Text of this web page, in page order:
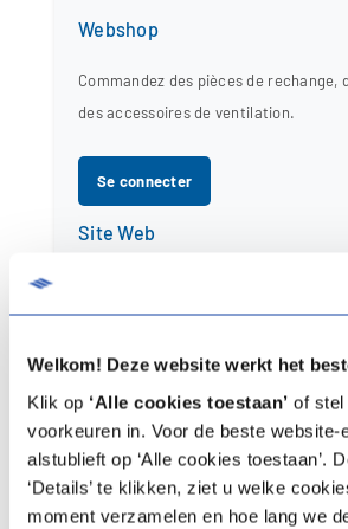
Welkom! Deze website werkt het
Klik op ‘Alle cookies toestaan’ of stel
voorkeuren in. Voor de beste website-
alstublieft op ‘Alle cookies toestaan’.
‘Details’ te klikken, ziet u welke
moment verzamelen en hoe lang we
Webshop
Commandez des pièces de rechange,
des accessoires de ventilation.
Se connecter
Site Web
demandez des garanties.
Application Service
Suivez et gérez les installations
l'application.